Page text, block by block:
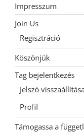
Impresszum
Join Us
Regisztráció
Köszönjük
Tag bejelentkezés
Jelszó visszaállítása
Profil
Támogassa a